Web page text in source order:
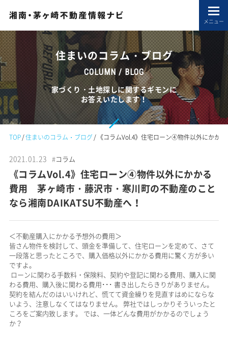
メニュー
住まいのコラム・ブログ
COLUMN / BLOG
家づくり・土地探しに関するギモンに
お答えいたします！
TOP 住まいのコラム・ブログ 《コラムVol.4》住宅ローン④物件以外にかか
2021.01.23 #コラム
《コラムVol.4》住宅ローン④物件以外にかかる
費用 茅ヶ崎市・藤沢市・寒川町の不動産のこと
なら湘南DAIKATSU不動産へ！
＜不動産購入にかかる予想外の費用＞
皆さん物件を検討して、頭金を準備して、住宅ローンを定めて、さて
一段落と思ったところで、購入価格以外にかかる費用に驚く方が多い
ですよ。
ローンに関わる手数料・保険料、契約や登記に関わる費用、購入に関
わる費用、購入後に関わる費用･･･ 書き出したらきりがありません。
契約を結んだのはいいけれど、慌てて資金繰りを見直すはめにならな
いよう、注意しなくてはなりません。 弊社ではしっかりそういったと
ころをご案内致します。 では、一体どんな費用がかかるのでしょう
か？